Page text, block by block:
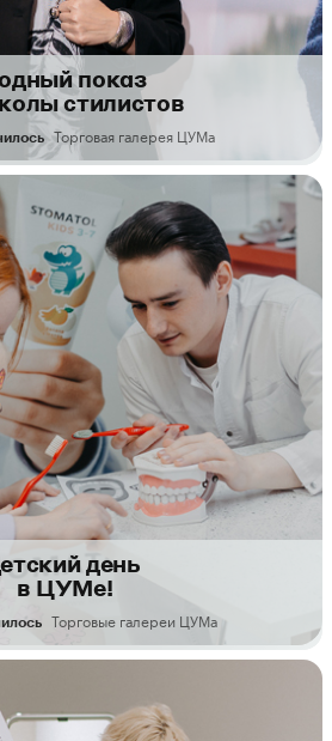
показ
стилистов
Торговая галерея ЦУМа
день
в ЦУМе!
Торговые галереи ЦУМа